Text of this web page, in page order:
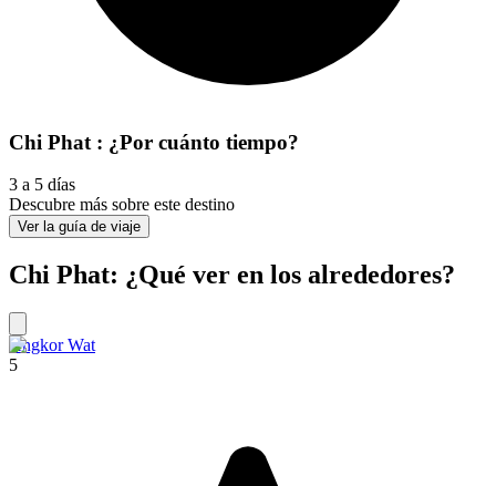
Chi Phat : ¿Por cuánto tiempo?
3 a 5 días
Descubre más sobre este destino
Ver la guía de viaje
Chi Phat: ¿Qué ver en los alrededores?
Angkor Wat
5